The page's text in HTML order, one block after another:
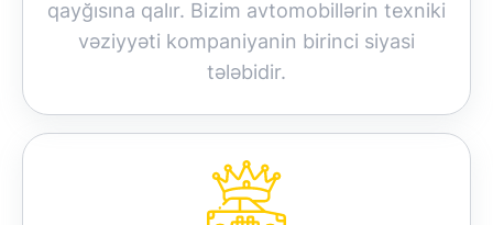
qayğısına qalır. Bizim avtomobillərin texniki
vəziyyəti kompaniyanin birinci siyasi
tələbidir.